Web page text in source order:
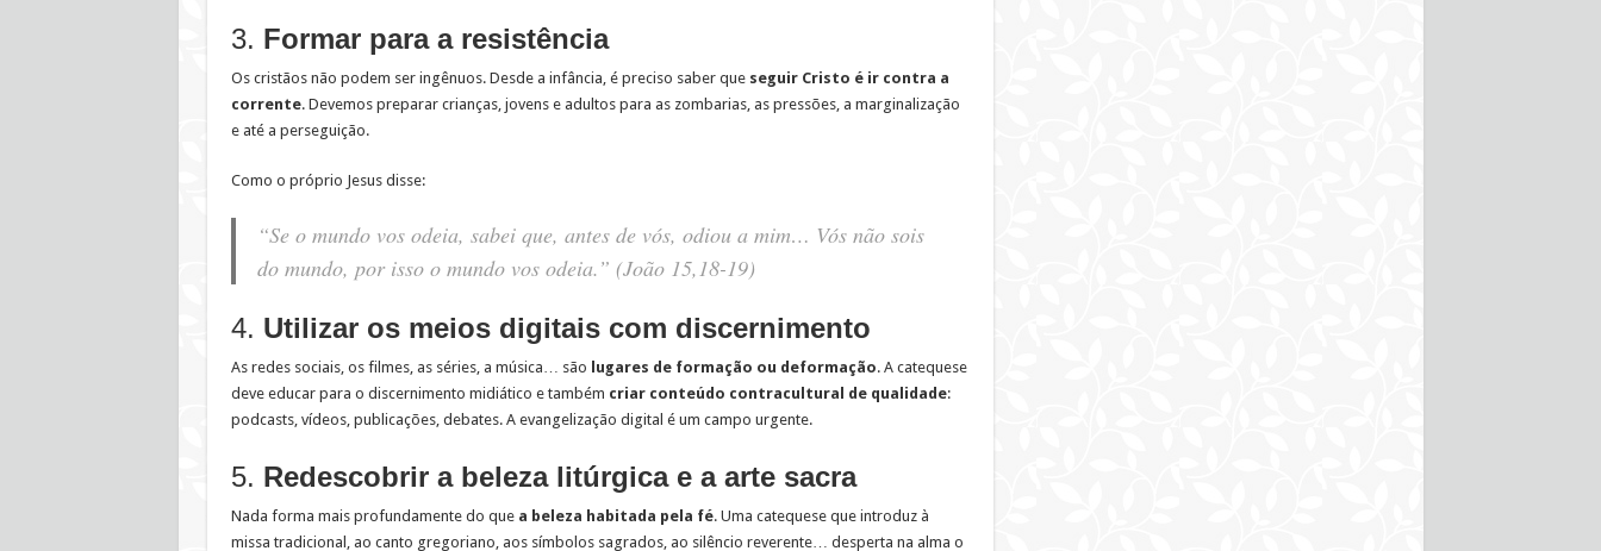
3. Formar para a resistência
Os cristãos não podem ser ingênuos. Desde a infância, é preciso saber que seguir Cristo é ir contra a
corrente. Devemos preparar crianças, jovens e adultos para as zombarias, as pressões, a marginalização
e até a perseguição.
Como o próprio Jesus disse:
“Se o mundo vos odeia, sabei que, antes de vós, odiou a mim… Vós não sois
do mundo, por isso o mundo vos odeia.” (João 15,18-19)
4. Utilizar os meios digitais com discernimento
As redes sociais, os filmes, as séries, a música… são lugares de formação ou deformação. A catequese
deve educar para o discernimento midiático e também criar conteúdo contracultural de qualidade:
podcasts, vídeos, publicações, debates. A evangelização digital é um campo urgente.
5. Redescobrir a beleza litúrgica e a arte sacra
Nada forma mais profundamente do que a beleza habitada pela fé. Uma catequese que introduz à
missa tradicional, ao canto gregoriano, aos símbolos sagrados, ao silêncio reverente… desperta na alma o